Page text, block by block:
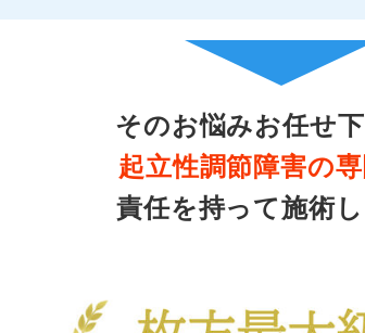
そのお悩みお任せ
起立性調節障害の
責任を持って施術